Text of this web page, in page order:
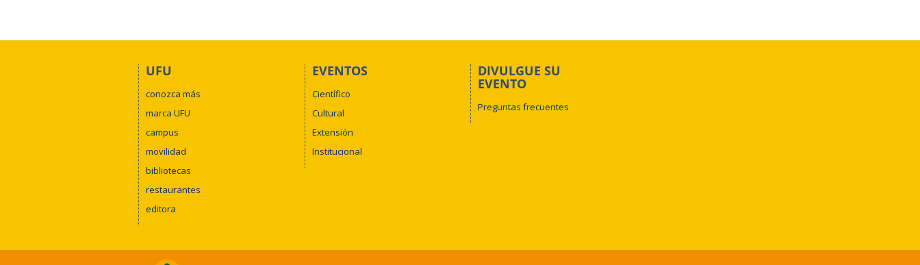
UFU
conozca más
marca UFU
campus
movilidad
bibliotecas
restaurantes
editora
EVENTOS
Científico
Cultural
Extensión
Institucional
DIVULGUE SU
EVENTO
Preguntas frecuentes